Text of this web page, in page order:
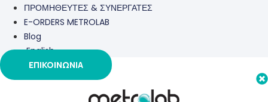
ΠΡΟΜΗΘΕΥΤΕΣ & ΣΥΝΕΡΓΑΤΕΣ
E-ORDERS METROLAB
Blog
English
ΕΠΙΚΟΙΝΩΝΙΑ